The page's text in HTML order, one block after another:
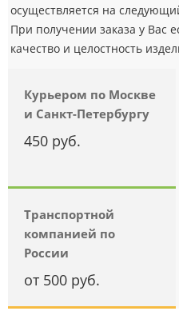
осуществляется на
При получении заказа у Вас
качество и целостность
Курьером по Москве
и Санкт-Петербургу
450 руб.
Транспортной
компанией по
России
от 500 руб.